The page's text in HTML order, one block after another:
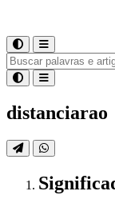
distanciarao